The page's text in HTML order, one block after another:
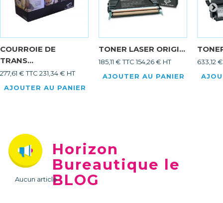
COURROIE DE
TRANS...
277,61 € TTC 231,34 € HT
AJOUTER AU PANIER
TONER LASER ORIGI...
185,11 € TTC 154,26 € HT
AJOUTER AU PANIER
633,12
Horizon
Bureautique le
BLOG
Aucun article